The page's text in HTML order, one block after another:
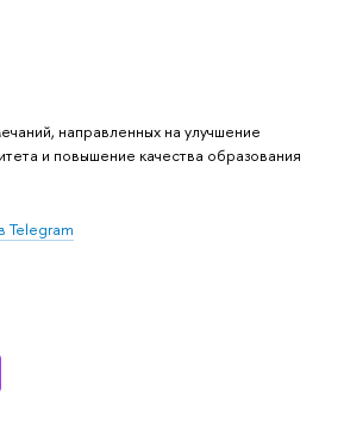
направленных на улучшение
и повышение качества образования
Telegram